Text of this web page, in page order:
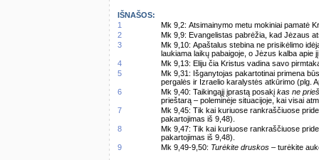
IŠNAŠOS:
1
Mk 9,2: Atsimainymo metu mokiniai pamatė
2
Mk 9,9: Evangelistas pabrėžia, kad Jėzaus
3
Mk 9,10: Apaštalus stebina ne prisikėlimo
laukiama laikų pabaigoje, o Jėzus kalba apie
4
Mk 9,13: Eliju čia Kristus vadina savo
5
Mk 9,31: Išganytojas pakartotinai primena
pergalės ir Izraelio karalystės atkūrimo (plg.
6
Mk 9,40: Taikingąjį įprastą posakį kas ne
prieštarą – poleminėje situacijoje, kai visai
7
Mk 9,45: Tik kai kuriuose rankraščiuose
pakartojimas iš 9,48).
8
Mk 9,47: Tik kai kuriuose rankraščiuose
pakartojimas iš 9,48).
9
Mk 9,49-9,50: Turėkite druskos – turėkite